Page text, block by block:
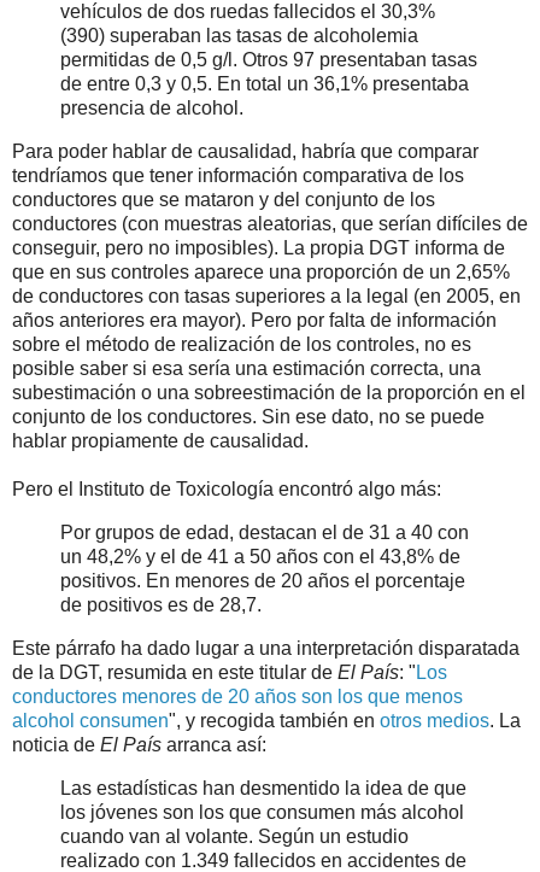
vehículos de dos ruedas fallecidos el 30,3%
(390) superaban las tasas de alcoholemia
permitidas de 0,5 g/l. Otros 97 presentaban tasas
de entre 0,3 y 0,5. En total un 36,1% presentaba
presencia de alcohol.
Para poder hablar de causalidad, habría que comparar
tendríamos que tener información comparativa de los
conductores que se mataron y del conjunto de los
conductores (con muestras aleatorias, que serían difíciles de
conseguir, pero no imposibles). La propia DGT informa de
que en sus controles aparece una proporción de un 2,65%
de conductores con tasas superiores a la legal (en 2005, en
años anteriores era mayor). Pero por falta de información
sobre el método de realización de los controles, no es
posible saber si esa sería una estimación correcta, una
subestimación o una sobreestimación de la proporción en el
conjunto de los conductores. Sin ese dato, no se puede
hablar propiamente de causalidad.
Pero el Instituto de Toxicología encontró algo más:
Por grupos de edad, destacan el de 31 a 40 con
un 48,2% y el de 41 a 50 años con el 43,8% de
positivos. En menores de 20 años el porcentaje
de positivos es de 28,7.
Este párrafo ha dado lugar a una interpretación disparatada
de la DGT, resumida en este titular de El País: " Los
conductores menores de 20 años son los que menos
alcohol consumen", y recogida también en otros medios. La
noticia de El País arranca así:
Las estadísticas han desmentido la idea de que
los jóvenes son los que consumen más alcohol
cuando van al volante. Según un estudio
realizado con 1.349 fallecidos en accidentes de